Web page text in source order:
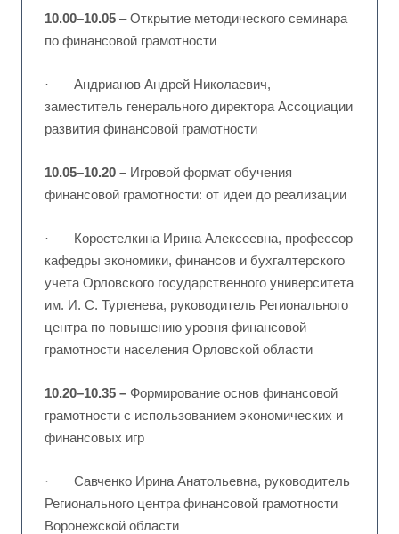
10.00–10.05 – Открытие методического семинара
по финансовой грамотности
· Андрианов Андрей Николаевич,
заместитель генерального директора Ассоциации
развития финансовой грамотности
10.05–10.20 – Игровой формат обучения
финансовой грамотности: от идеи до реализации
· Коростелкина Ирина Алексеевна, профессор
кафедры экономики, финансов и бухгалтерского
учета Орловского государственного университета
им. И. С. Тургенева, руководитель Регионального
центра по повышению уровня финансовой
грамотности населения Орловской области
10.20–10.35 – Формирование основ финансовой
грамотности с использованием экономических и
финансовых игр
· Савченко Ирина Анатольевна, руководитель
Регионального центра финансовой грамотности
Воронежской области